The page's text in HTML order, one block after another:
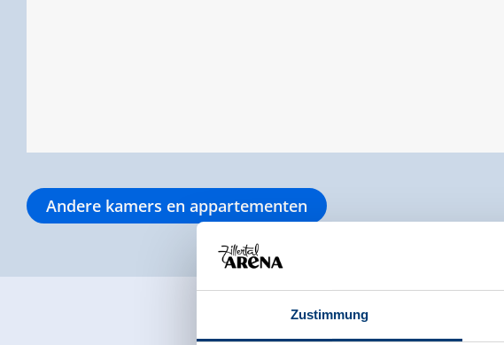
Zustimmung
Andere kamers en appartementen